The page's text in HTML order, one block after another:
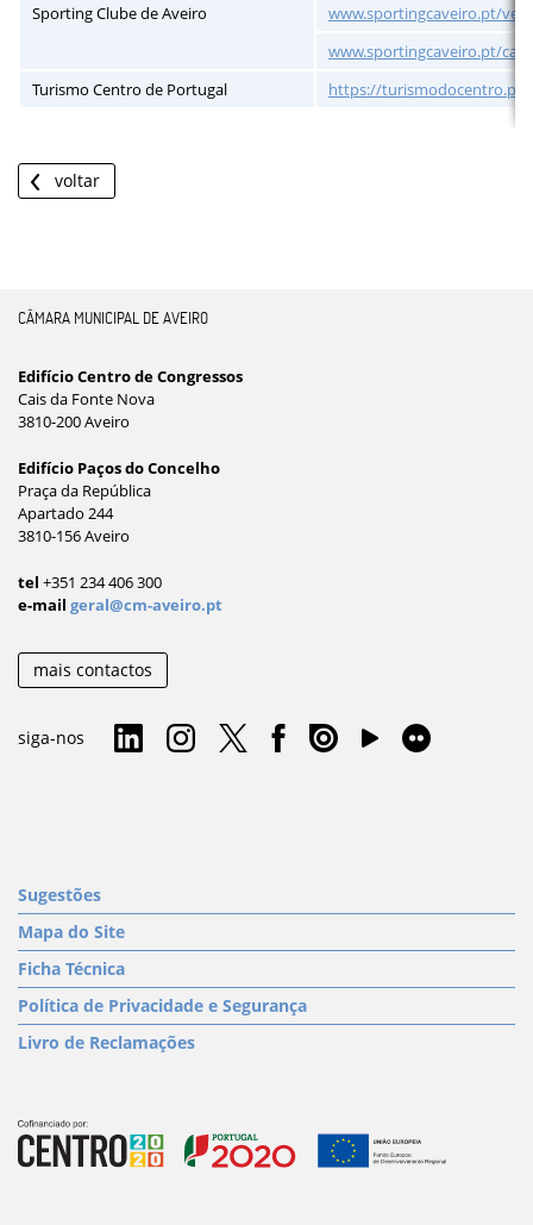
Sporting Clube de Aveiro
www.sportingcaveiro.pt/vela
www.sportingcaveiro.pt/
Turismo Centro de Portugal
https://turismodocentro.pt/
voltar
CÂMARA MUNICIPAL DE AVEIRO
Edifício Centro de Congressos
Cais da Fonte Nova
3810-200 Aveiro
Edifício Paços do Concelho
Praça da República
Apartado 244
3810-156 Aveiro
tel +351 234 406 300
e-mail geral@cm-aveiro.pt
mais contactos
siga-nos
Sugestões
Mapa do Site
Ficha Técnica
Política de Privacidade e Segurança
Livro de Reclamações